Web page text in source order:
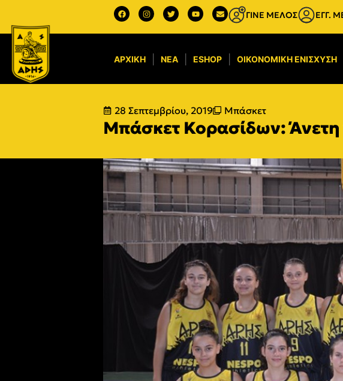
ΓΙΝΕ ΜΕΛΟΣ ΕΓΓ.
ΑΡΧΙΚΉ ΝΈΑ ESHOP ΟΙΚΟΝΟΜΙΚΉ ΕΝΊΣΧΥΣΗ​
28 Σεπτεμβρίου, 2019 Μπάσκετ
Μπάσκετ Κορασίδων: